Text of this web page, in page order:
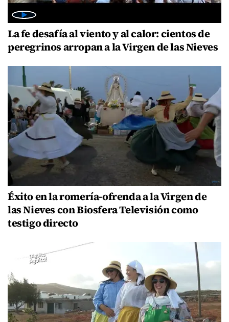
La fe desafía al viento y al calor: cientos de
peregrinos arropan a la Virgen de las Nieves
Éxito en la romería-ofrenda a la Virgen de
las Nieves con Biosfera Televisión como
testigo directo